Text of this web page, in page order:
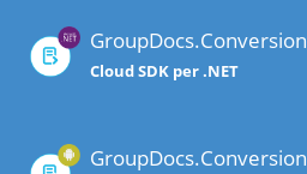
GroupDocs.Conversion
Cloud SDK per .NET
GroupDocs.Conversion